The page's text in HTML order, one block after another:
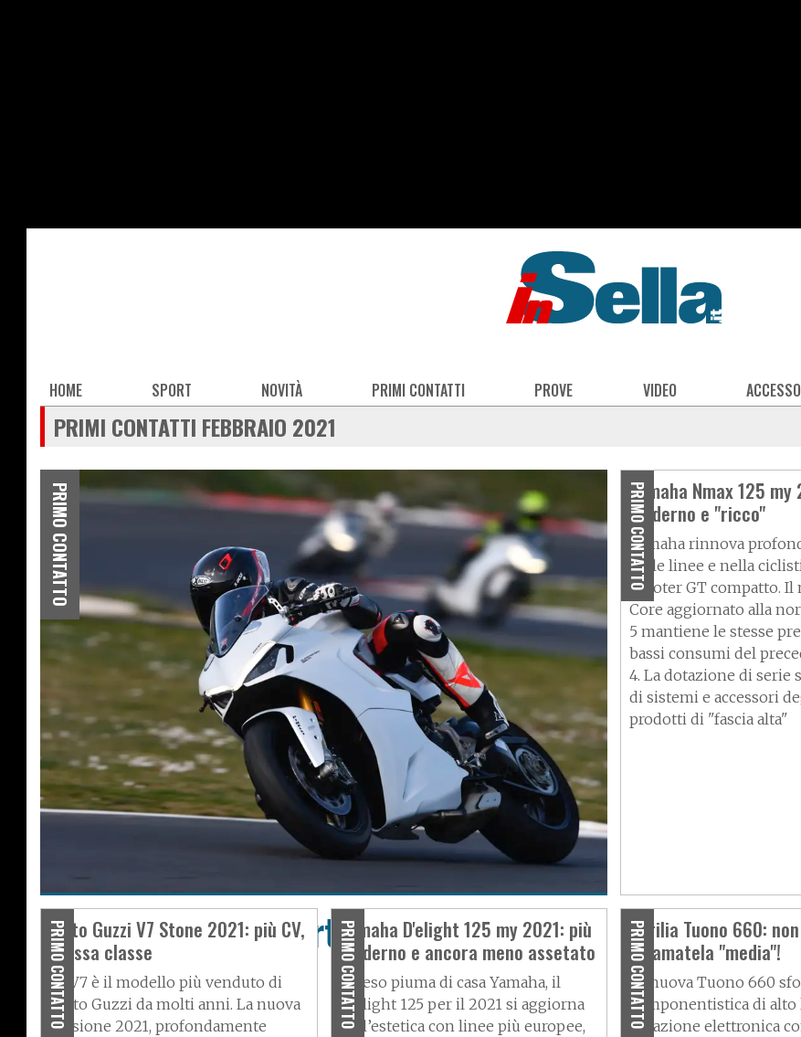
Main
navigation
HOME SPORT NOVITÀ PRIMI CONTATTI PROVE VIDEO
PRIMI CONTATTI FEBBRAIO 2021
PRIMO CONTATTO
Ducati Supersport 950 S: comoda
sportiva
PRIMO CONTATTO
Yamaha Nmax 125 my
moderno e "ricco"
Yamaha rinnova
nelle linee e nella
scooter GT compatto. Il
Core aggiornato alla
5 mantiene le stesse
bassi consumi del
4. La dotazione di serie
di sistemi e accessori
prodotti di "fascia alta"
PRIMO CONTATTO
Moto Guzzi V7 Stone 2021: più CV,
stessa classe
La V7 è il modello più venduto di
Moto Guzzi da molti anni. La nuova
versione 2021, profondamente
PRIMO CONTATTO
Yamaha D'elight 125 my 2021: più
moderno e ancora meno assetato
Il peso piuma di casa Yamaha, il
D’elight 125 per il 2021 si aggiorna
nell’estetica con linee più europee,
PRIMO CONTATTO
Aprilia Tuono 660: non
chiamatela "media"!
La nuova Tuono 660
componentistica di alto
dotazione elettronica